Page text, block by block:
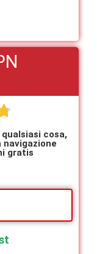
cosa,
gratis